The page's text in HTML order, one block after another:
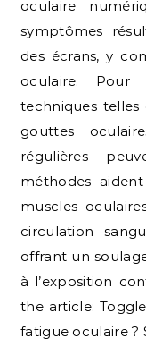
oculaire
symptômes
des écrans, y
oculaire. Pour
techniques telles
gouttes
régulières
méthodes
muscles
circulation
offrant un
à l’exposition
the article:
fatigue oculaire ?